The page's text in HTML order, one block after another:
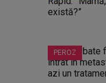
PEROZ